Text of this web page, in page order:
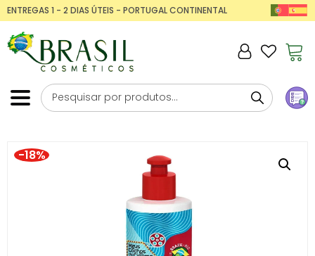
ENTREGAS 1 - 2 DIAS ÚTEIS - PORTUGAL CONTINENTAL
-18%